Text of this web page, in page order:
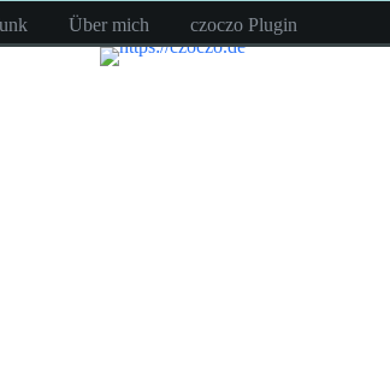
Über mich czoczo Plugin